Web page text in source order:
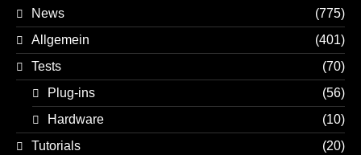
News
(775)
Allgemein
(401)
Tests
(70)
Plug-ins
(56)
Hardware
(10)
Tutorials
(20)